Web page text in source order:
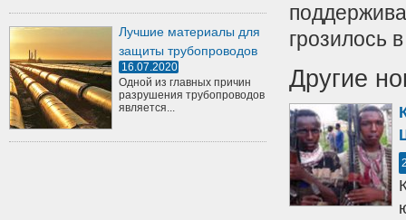
Лучшие материалы для
защиты трубопроводов
16.07.2020
Одной из главных причин
разрушения трубопроводов
является...
грозилось
Другие